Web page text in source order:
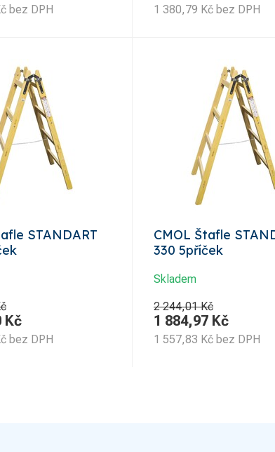
bez DPH 1 380,79 Kč bez DPH
STANDART
Kč
bez DPH
CMOL Štafle
330 5příček
Skladem
2 244,01 Kč
1 884,97 Kč
1 557,83 Kč bez DPH